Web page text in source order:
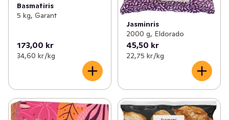
Basmatiris
5 kg, Garant
173,00 kr
34,60 kr /kg
Jasminris
2000 g, Eldorado
45,50 kr
22,75 kr /kg